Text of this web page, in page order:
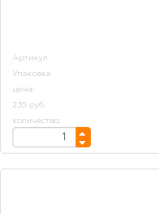
Артикул
Упаковка
цена:
235 руб.
количество: